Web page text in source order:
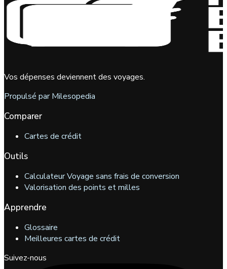
Vos dépenses deviennent des voyages.
Propulsé par Milesopedia
Comparer
Cartes de crédit
Outils
Calculateur Voyage sans frais de conversion
Valorisation des points et milles
Apprendre
Glossaire
Meilleures cartes de crédit
Suivez-nous